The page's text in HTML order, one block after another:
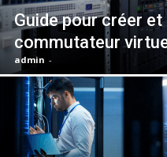
Guide pour créer
commutateur
admin -